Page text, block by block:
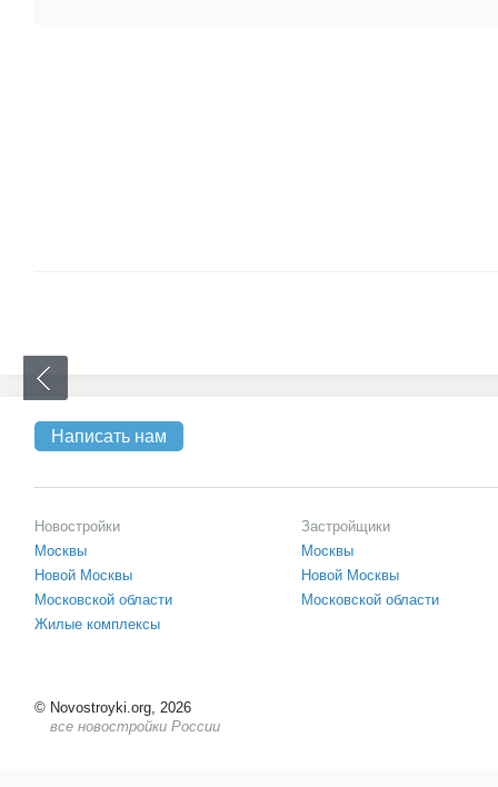
Написать нам
Новостройки
Москвы
Новой Москвы
Московской области
Жилые комплексы
Застройщики
Москвы
Новой Москвы
Московской области
© Novostroyki.org, 2026
все новостройки России